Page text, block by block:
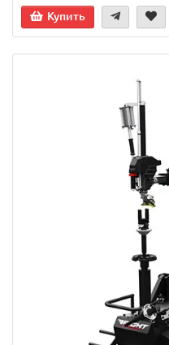
Купить